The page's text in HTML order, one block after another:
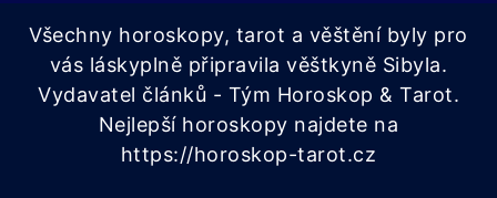
Všechny horoskopy, tarot a věštění byly pro
vás láskyplně připravila věštkyně Sibyla.
Vydavatel článků - Tým Horoskop & Tarot.
Nejlepší horoskopy najdete na
https://horoskop-tarot.cz